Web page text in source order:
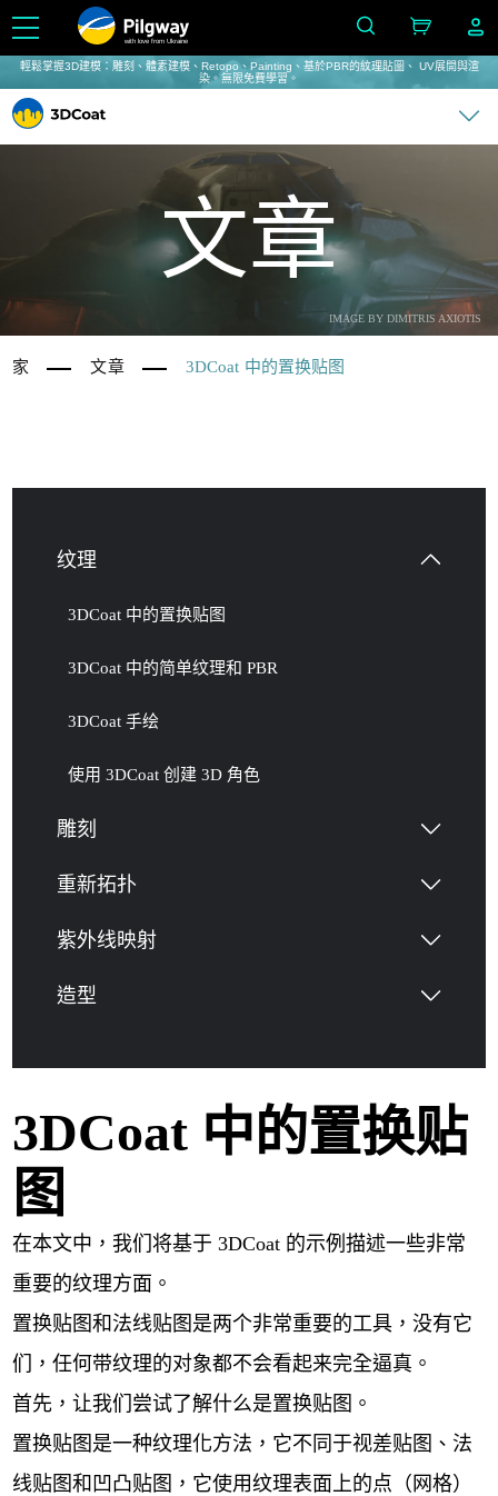
with love from Ukraine
輕鬆掌握3D建模：雕刻、體素建模、Retopo、Painting、基於PBR的紋理貼圖、 UV展開與渲
染。無限免費學習。
IMAGE BY DIMITRIS AXIOTIS
文章
家 文章 3DCoat 中的置换贴图
纹理
3DCoat 中的置换贴图
3DCoat 中的简单纹理和 PBR
3DCoat 手绘
使用 3DCoat 创建 3D 角色
雕刻
重新拓扑
紫外线映射
造型
3DCoat 中的置换贴
图
在本文中，我们将基于 3DCoat 的示例描述一些非常
重要的纹理方面。
置换贴图和法线贴图是两个非常重要的工具，没有它
们，任何带纹理的对象都不会看起来完全逼真。
首先，让我们尝试了解什么是置换贴图。
置换贴图是一种纹理化方法，它不同于视差贴图、法
线贴图和凹凸贴图，它使用纹理表面上的点（网格）